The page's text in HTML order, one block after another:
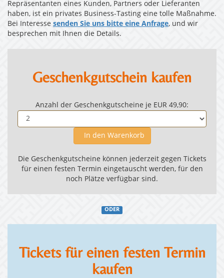
Repräsentanten eines Kunden, Partners oder Lieferanten
haben, ist ein privates Business-Tasting eine tolle Maßnahme.
Bei Interesse senden Sie uns bitte eine Anfrage, und wir
besprechen mit Ihnen die Details.
Geschenkgutschein kaufen
Anzahl der Geschenkgutscheine je EUR 49,90:
In den Warenkorb
Die Geschenkgutscheine können jederzeit gegen Tickets
für einen festen Termin eingetauscht werden, für den
noch Plätze verfügbar sind.
ODER
Tickets für einen festen Termin
kaufen